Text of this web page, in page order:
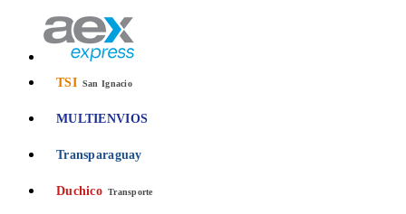
TSI San Ignacio
MULTIENVIOS
Transparaguay
Duchico Transporte